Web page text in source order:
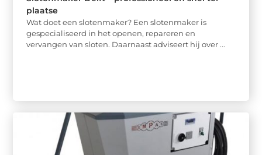
plaatse
Wat doet een slotenmaker? Een slotenmaker is
gespecialiseerd in het openen, repareren en
vervangen van sloten. Daarnaast adviseert hij over ...